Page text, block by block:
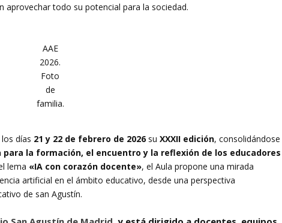
todo su potencial para la sociedad.
AAE
2026.
Foto
de
familia.
días 21 y 22 de febrero de 2026 suXXXII edición, consolidándose
la formación, el encuentro y la reflexión de los educadores
lema «IA con corazón docente», el Aula propone una mirada
artificial en el ámbito educativo, desde una perspectiva
de san Agustín.